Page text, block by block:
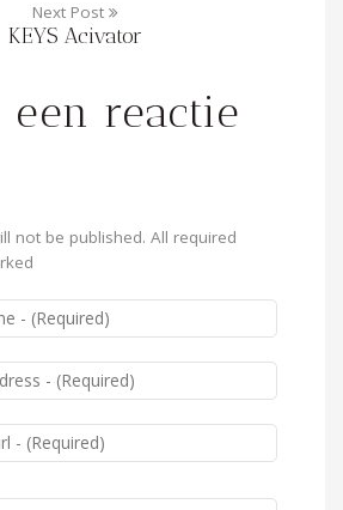
Next Post
KEYS Acivator
een reactie
not be published. All required